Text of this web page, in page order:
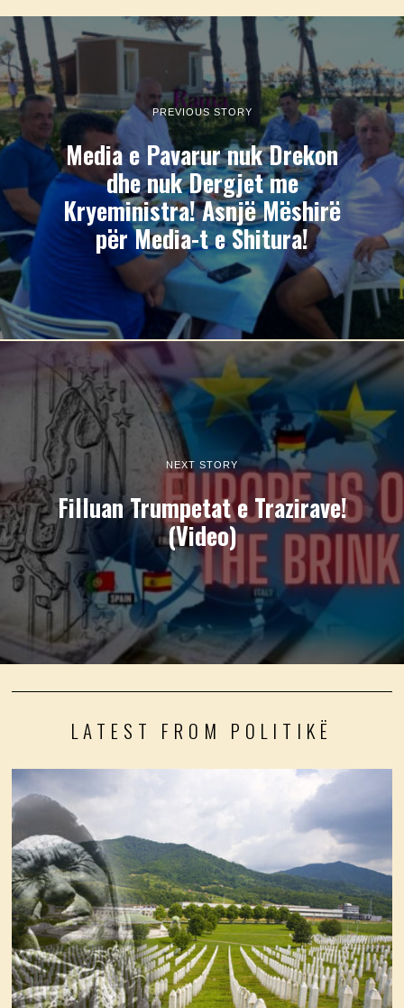
PREVIOUS STORY
Media e Pavarur nuk Drekon
dhe nuk Dergjet me
Kryeministra! Asnjë Mëshirë
për Media-t e Shitura!
NEXT STORY
Filluan Trumpetat e Trazirave!
(Video)
LATEST FROM POLITIKË